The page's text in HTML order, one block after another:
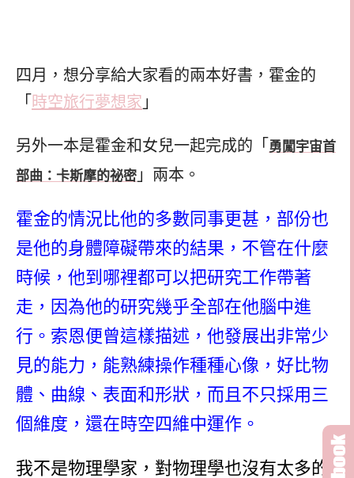
四月，想分享給大家看的兩本好書，霍金的
「 時空旅行夢想家 」
另外一本是霍金和女兒一起完成的「 勇闖宇宙首
部曲：卡斯摩的祕密 」兩本。
霍金的情況比他的多數同事更甚，部份也
是他的身體障礙帶來的結果，不管在什麼
時候，他到哪裡都可以把研究工作帶著
走，因為他的研究幾乎全部在他腦中進
行。索恩便曾這樣描述，他發展出非常少
見的能力，能熟練操作種種心像，好比物
體、曲線、表面和形狀，而且不只採用三
個維度，還在時空四維中運作。
我不是物理學家，對物理學也沒有太多的